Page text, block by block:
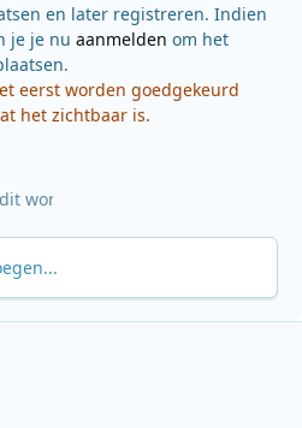
en later registreren. Indien
je je nu aanmelden om het
eerst worden goedgekeurd
het zichtbaar is.